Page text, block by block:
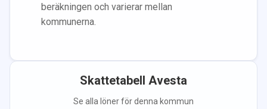
beräkningen och varierar mellan
kommunerna.
Skattetabell Avesta
Se alla löner för denna kommun